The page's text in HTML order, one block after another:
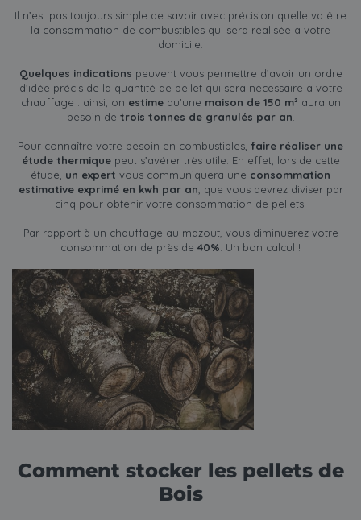
Il n’est pas toujours simple de savoir avec précision quelle va être
la consommation de combustibles qui sera réalisée à votre
domicile.
Quelques indications peuvent vous permettre d’avoir un ordre
d’idée précis de la quantité de pellet qui sera nécessaire à votre
chauffage : ainsi, on estimequ’une maison de 150 m² aura un
besoin de trois tonnes de granulés par an
Pour connaître votre besoin en combustibles, faire réaliser une
étude thermiquepeut s’avérer très utile. En effet, lors de cette
étude, un expert vous communiquera une consommation
estimative exprimé en kwh par an , que vous devrez diviser par
cinq pour obtenir votre consommation de pellets.
Par rapport à un chauffage au mazout, vous diminuerez votre
consommation de près de 40% . Un bon calcul !
Comment stocker les pellets de
Bois